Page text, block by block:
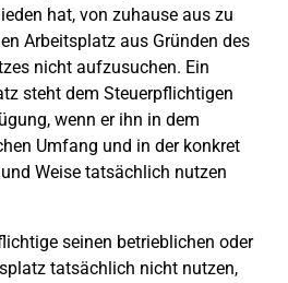
hat, von zuhause aus zu
Arbeitsplatz aus Gründen des
nicht aufzusuchen. Ein
steht dem Steuerpflichtigen
wenn er ihn in dem
Umfang und in der konkret
Weise tatsächlich nutzen
seinen betrieblichen oder
tatsächlich nicht nutzen,